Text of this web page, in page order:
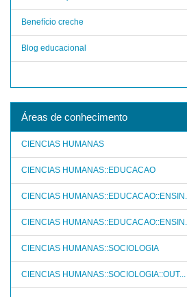
Benefício creche
Blog educacional
Áreas de conhecimento
CIENCIAS HUMANAS
CIENCIAS HUMANAS::EDUCACAO
CIENCIAS HUMANAS::EDUCACAO::ENSIN...
CIENCIAS HUMANAS::EDUCACAO::ENSIN...
CIENCIAS HUMANAS::SOCIOLOGIA
CIENCIAS HUMANAS::SOCIOLOGIA::OUT...